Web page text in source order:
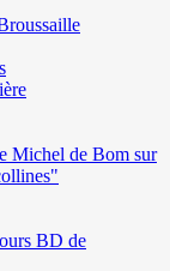
Michel de Bom sur
BD de